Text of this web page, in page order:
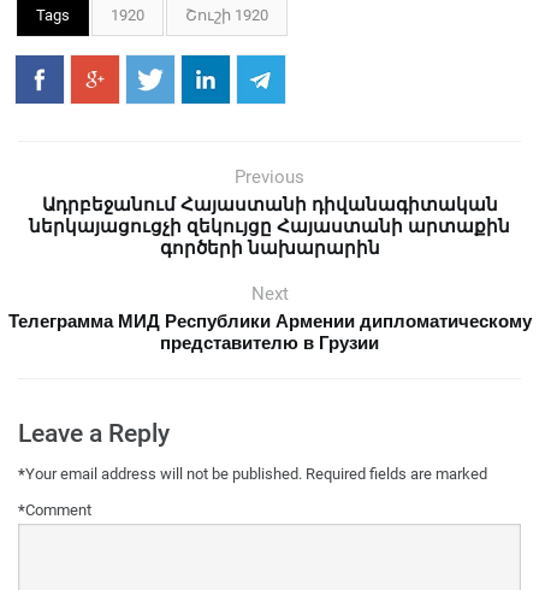
Tags 1920 Շուշի 1920
Previous
Ադրբեջանում Հայաստանի դիվանագիտական
ներկայացուցչի զեկույցը Հայաստանի արտաքին
գործերի նախարարին
Next
Телеграмма МИД Республики Армении дипломатическому
представителю в Грузии
Leave a Reply
Your email address will not be published. Required fields are marked
*
Comment
*